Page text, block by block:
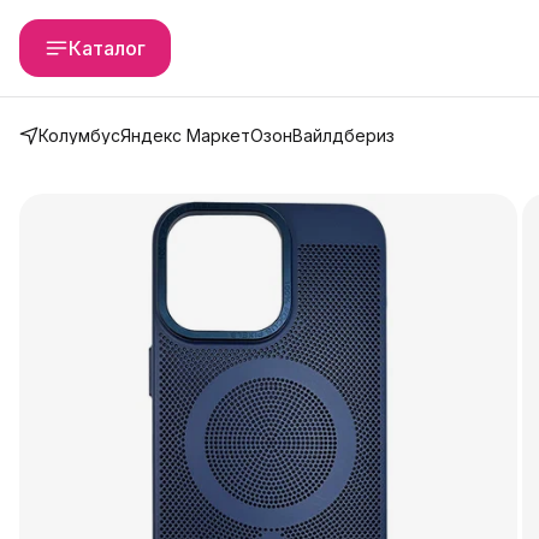
Каталог
КолумбусЯндекс МаркетОзонВайлдбериз